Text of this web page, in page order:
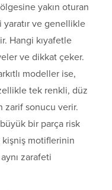
yakın oturan
yaratır ve genellikle
Hangi kıyafetle
ve dikkat çeker.
modeller ise,
tek renkli, düz
zarif sonucu verir.
bir parça risk
kişniş motiflerinin
zarafeti